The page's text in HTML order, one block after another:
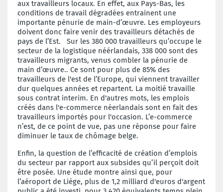
aux travailleurs locaux. En effet, aux Pays-Bas, les
conditions de travail dégradées entrainent une
importante pénurie de main-d’œuvre. Les employeurs
doivent donc faire venir des travailleurs détachés de
pays de l’Est. Sur les 380 000 travailleurs qu’occupe le
secteur de la logistique néérlandais, 338 000 sont des
travailleurs migrants, venus combler la pénurie de
main d’œuvre.. Ce sont pour plus de 85% des
travailleurs de l'est de l’Europe, qui viennent travailler
dur quelques années et repartent. La moitié travaille
sous contrat interim. En d'autres mots, les emplois
créés dans l'e-commerce néerlandais sont en fait des
travailleurs importés pour l'occasion. L’e-commerce
n’est, de ce point de vue, pas une réponse pour faire
diminuer le taux de chômage belge.
Enfin, la question de l’efficacité de création d’emplois
du secteur par rapport aux subsides qu’il perçoit doit
être posée. Une étude montre ainsi que, pour
l’aéroport de Liège, plus de 1,2 milliard d'euros d'argent